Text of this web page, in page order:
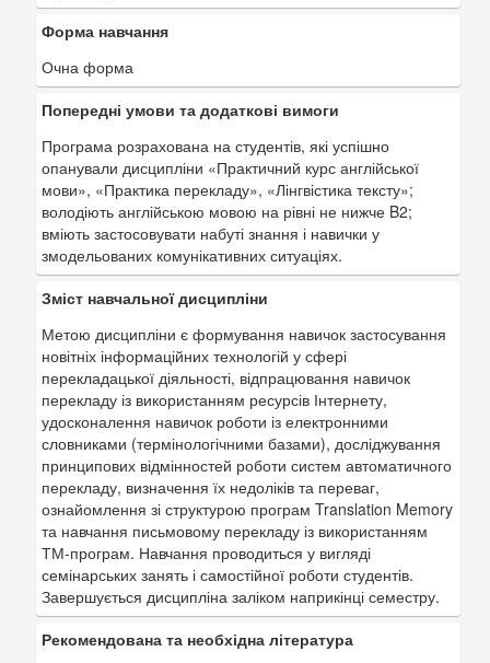
Форма навчання
Очна форма
Попередні умови та додаткові вимоги
Програма розрахована на студентів, які успішно
опанували дисципліни «Практичний курс англійської
мови», «Практика перекладу», «Лінгвістика тексту»;
володіють англійською мовою на рівні не нижче B2;
вміють застосовувати набуті знання і навички у
змодельованих комунікативних ситуаціях.
Зміст навчальної дисципліни
Метою дисципліни є формування навичок застосування
новітніх інформаційних технологій у сфері
перекладацької діяльності, відпрацювання навичок
перекладу із використанням ресурсів Інтернету,
удосконалення навичок роботи із електронними
словниками (термінологічними базами), досліджування
принципових відмінностей роботи систем автоматичного
перекладу, визначення їх недоліків та переваг,
ознайомлення зі структурою програм Translation Memory
та навчання письмовому перекладу із використанням
ТМ-програм. Навчання проводиться у вигляді
семінарських занять і самостійної роботи студентів.
Завершується дисципліна заліком наприкінці семестру.
Рекомендована та необхідна література